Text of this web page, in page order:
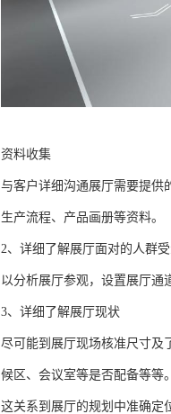
资料收集
与客户详细沟通展厅需要提供
生产流程、产品画册等资料。
2、详细了解展厅面对的人群
以分析展厅参观，设置展厅通
3、详细了解展厅现状
尽可能到展厅现场核准尺寸及
候区、会议室等是否配备等等。
这关系到展厅的规划中准确定